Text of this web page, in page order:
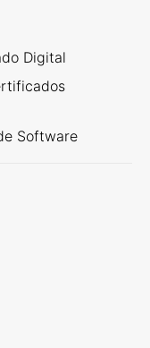
Digital
Software